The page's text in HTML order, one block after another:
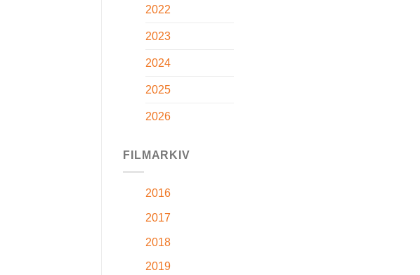
2022
2023
2024
2025
2026
FILMARKIV
2016
2017
2018
2019